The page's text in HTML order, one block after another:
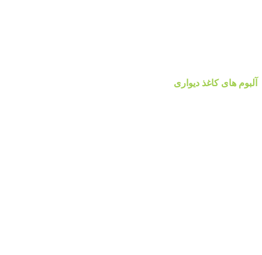
آلبوم های کاغذ دیواری